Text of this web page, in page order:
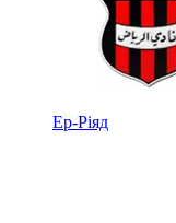
Ер-Ріяд